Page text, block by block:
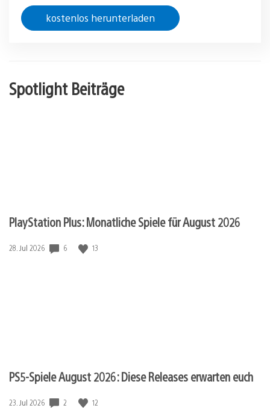
kostenlos herunterladen
Spotlight Beiträge
PlayStation Plus: Monatliche Spiele für August 2026
Veröffentlichungsdatum:
28. Jul 2026 6 13
PS5-Spiele August 2026: Diese Releases erwarten euch
Veröffentlichungsdatum:
23. Jul 2026 2 12